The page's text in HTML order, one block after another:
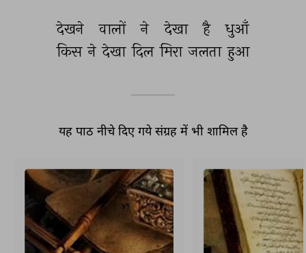
देखने वालों ने देखा है
धुआँ
किस ने देखा दिल मिरा जलता हुआ
यह पाठ नीचे दिए गये संग्रह में भी शामिल है